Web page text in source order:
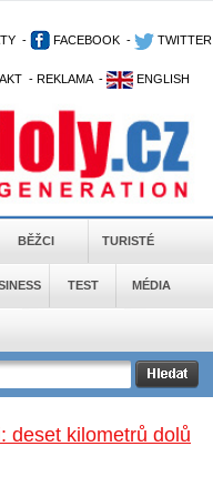
- FACEBOOK - TWITTER
- REKLAMA - ENGLISH
BĚŽCI TURISTÉ
TEST MÉDIA
deset kilometrů dolů